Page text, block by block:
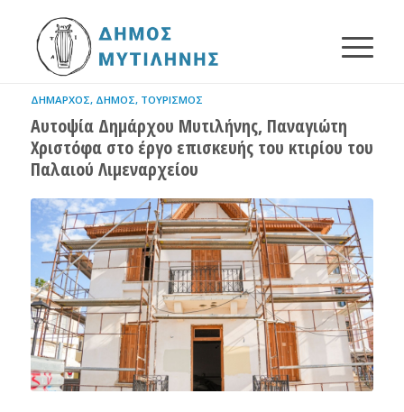
ΔΉΜΑΡΧΟΣ, ΔΉΜΟΣ, ΤΟΥΡΙΣΜΌΣ
Αυτοψία Δημάρχου Μυτιλήνης, Παναγιώτη
Χριστόφα στο έργο επισκευής του κτιρίου του
Παλαιού Λιμεναρχείου